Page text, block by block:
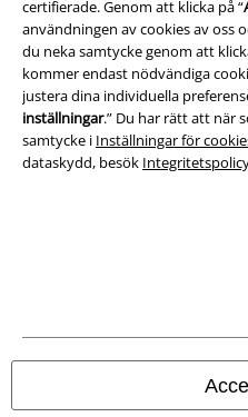
certifierade. Genom att klicka på “
användningen av cookies av oss
du neka samtycke genom att
kommer endast nödvändiga
justera dina individuella
inställningar.” Du har rätt att när
samtycke i Inställningar för
dataskydd, besök
Ladda ner villkoren
Avfallshantering och miljöskydd
Försäkran om överensstämmelse